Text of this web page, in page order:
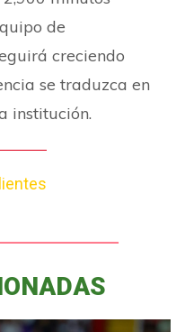
de
creciendo
se traduzca en
institución.